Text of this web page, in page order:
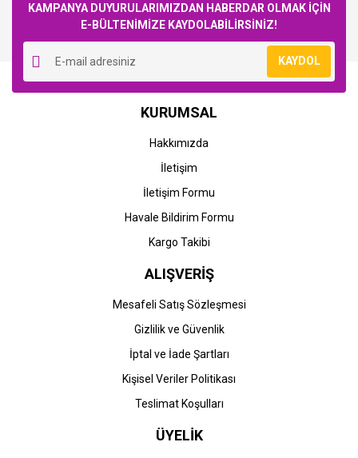
Yorum Yaz
L2376-L2386/MFC-L2716-
Drum
7.966,74 TL
Brother TN-2456 (HL-
L2376-L2386/MFC-L2716-
L2751-L2771) Muadil
KAMPANYA DUYURULARIMIZDAN HABERDAR OLMAK İÇİN
E-BÜLTENİMİZE KAYDOLABİLİRSİNİZ!
KAYDOL
KURUMSAL
Hakkımızda
İletişim
İletişim Formu
Havale Bildirim Formu
Kargo Takibi
ALIŞVERİŞ
Mesafeli Satış Sözleşmesi
Gizlilik ve Güvenlik
İptal ve İade Şartları
Kişisel Veriler Politikası
Teslimat Koşulları
ÜYELİK